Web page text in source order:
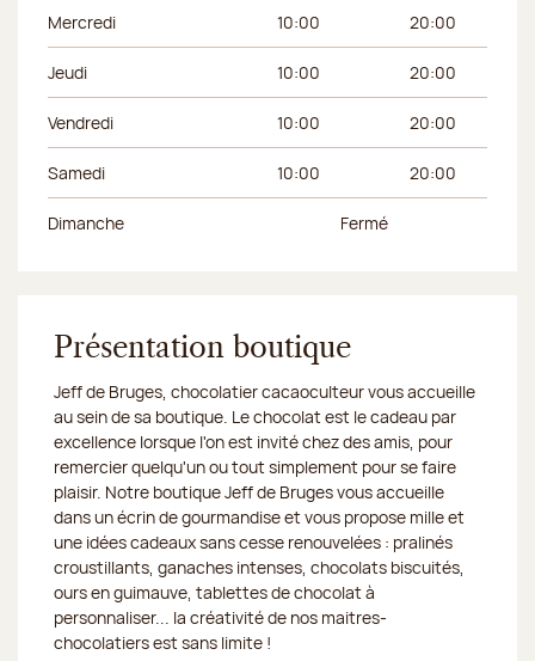
Mercredi 10:00 20:00
Jeudi 10:00 20:00
Vendredi 10:00 20:00
Samedi 10:00 20:00
Dimanche Fermé
Présentation boutique
Jeff de Bruges, chocolatier cacaoculteur vous accueille
au sein de sa boutique. Le chocolat est le cadeau par
excellence lorsque l'on est invité chez des amis, pour
remercier quelqu'un ou tout simplement pour se faire
plaisir. Notre boutique Jeff de Bruges vous accueille
dans un écrin de gourmandise et vous propose mille et
une idées cadeaux sans cesse renouvelées : pralinés
croustillants, ganaches intenses, chocolats biscuités,
ours en guimauve, tablettes de chocolat à
personnaliser... la créativité de nos maitres-
chocolatiers est sans limite !